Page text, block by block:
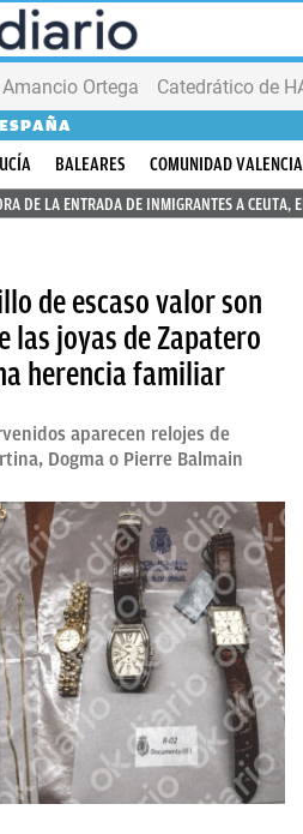
Amancio Ortega
ESPAÑA
BALEARES
COMUNIDAD
DE LA ENTRADA DE INMIGRANTES A CEUTA,
de escaso valor son
las joyas de Zapatero
herencia familiar
aparecen relojes de
Dogma o Pierre Balmain